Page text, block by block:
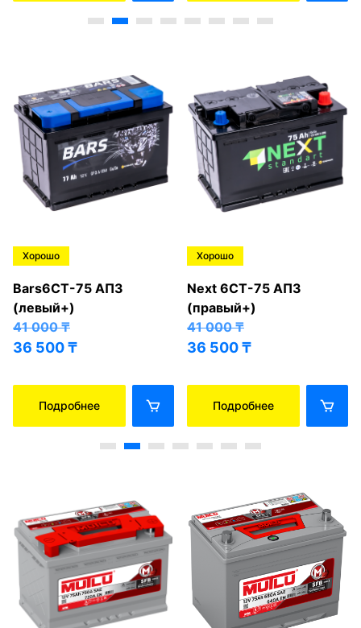
Хорошо
Bars6СТ-75 АПЗ
(левый+)
41 000₸
36 500₸
Подробнее
Хорошо
Next 6СТ-75 АПЗ
(правый+)
41 000₸
36 500₸
Подробнее